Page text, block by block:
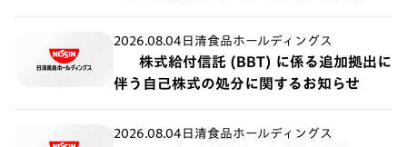
2026.08.04 日清食品ホールディングス
株式給付信託 (BBT) に係る追加拠出に
伴う自己株式の処分に関するお知らせ
2026.08.04 日清食品ホールディングス